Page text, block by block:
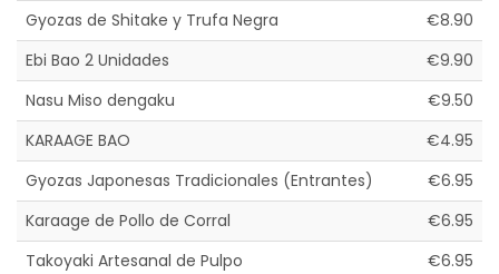
Gyozas de Shitake y Trufa Negra
€8.90
Ebi Bao 2 Unidades
€9.90
Nasu Miso dengaku
€9.50
KARAAGE BAO
€4.95
Gyozas Japonesas Tradicionales (Entrantes)
€6.95
Karaage de Pollo de Corral
€6.95
Takoyaki Artesanal de Pulpo
€6.95